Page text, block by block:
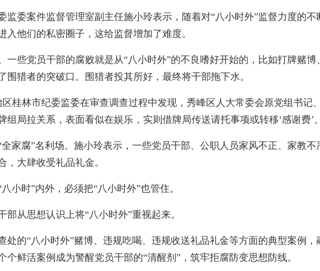
案件监督管理室副主任施小玲表示，随着对“八小时外”监督力度的不
入他们的私密圈子，这给监督增加了难度。
党员干部的腐败就是从“八小时外”的不良嗜好开始的，比如打牌赌博
围猎者的突破口。围猎者投其所好，最终将干部拖下水。
林市纪委监委在审查调查过程中发现，秀峰区人大常委会原党组书记
组局拉关系，表面看似在娱乐，实则借牌局传送请托事项或转移‘感谢费’
腐”名利场。施小玲表示，一些党员干部、公职人员家风不正、家教不
，大肆收受礼品礼金。
时”内外，必须把“八小时外”也管住。
从思想认识上将“八小时外”重视起来。
的“八小时外”赌博、违规吃喝、违规收送礼品礼金等方面的典型案例，
个鲜活案例成为警醒党员干部的“清醒剂”，筑牢拒腐防变思想防线。